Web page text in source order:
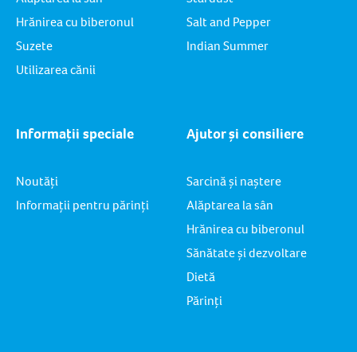
Hrănirea cu biberonul
Suzete
Utilizarea cănii
Salt and Pepper
Indian Summer
Informații speciale
Noutăți
Informații pentru părinți
Ajutor și consiliere
Sarcină și naștere
Alăptarea la sân
Hrănirea cu biberonul
Sănătate și dezvoltare
Dietă
Părinți